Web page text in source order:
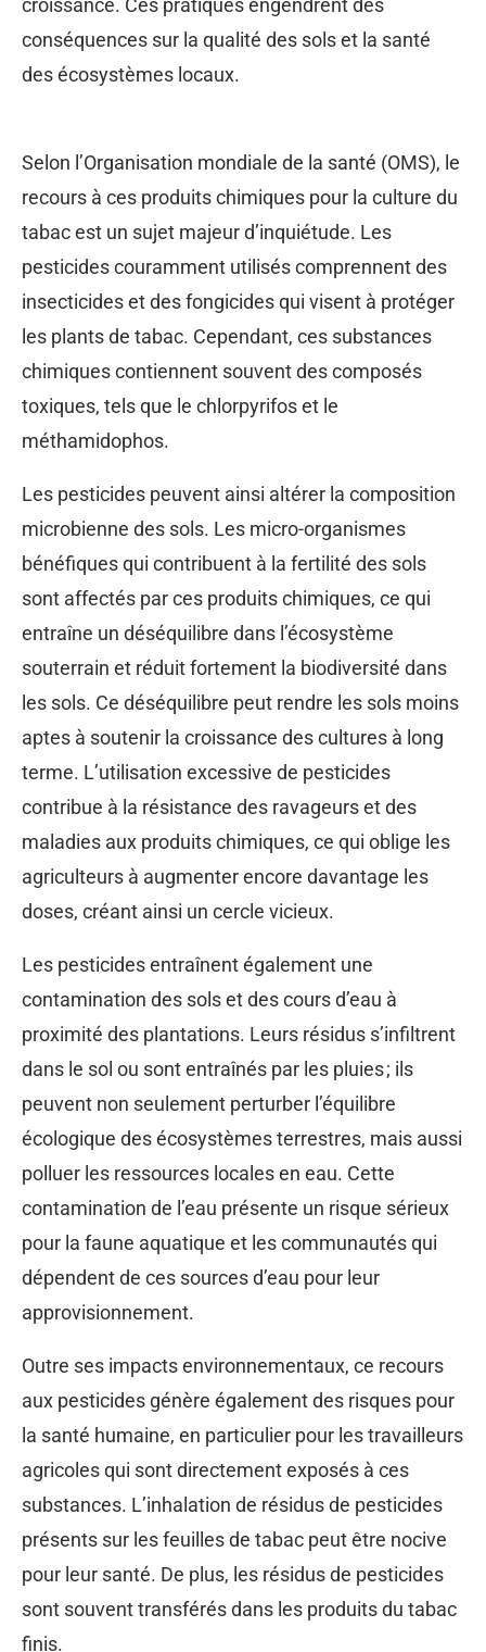
croissance. Ces pratiques engendrent des
conséquences sur la qualité des sols et la santé
des écosystèmes locaux.
Selon l’Organisation mondiale de la santé (OMS), le
recours à ces produits chimiques pour la culture du
tabac est un sujet majeur d’inquiétude. Les
pesticides couramment utilisés comprennent des
insecticides et des fongicides qui visent à protéger
les plants de tabac. Cependant, ces substances
chimiques contiennent souvent des composés
toxiques, tels que le chlorpyrifos et le
méthamidophos.
Les pesticides peuvent ainsi altérer la composition
microbienne des sols. Les micro-organismes
bénéfiques qui contribuent à la fertilité des sols
sont affectés par ces produits chimiques, ce qui
entraîne un déséquilibre dans l’écosystème
souterrain et réduit fortement la biodiversité dans
les sols. Ce déséquilibre peut rendre les sols moins
aptes à soutenir la croissance des cultures à long
terme. L’utilisation excessive de pesticides
contribue à la résistance des ravageurs et des
maladies aux produits chimiques, ce qui oblige les
agriculteurs à augmenter encore davantage les
doses, créant ainsi un cercle vicieux.
Les pesticides entraînent également une
contamination des sols et des cours d’eau à
proximité des plantations. Leurs résidus s’infiltrent
dans le sol ou sont entraînés par les pluies ; ils
peuvent non seulement perturber l’équilibre
écologique des écosystèmes terrestres, mais aussi
polluer les ressources locales en eau. Cette
contamination de l’eau présente un risque sérieux
pour la faune aquatique et les communautés qui
dépendent de ces sources d’eau pour leur
approvisionnement.
Outre ses impacts environnementaux, ce recours
aux pesticides génère également des risques pour
la santé humaine, en particulier pour les travailleurs
agricoles qui sont directement exposés à ces
substances. L’inhalation de résidus de pesticides
présents sur les feuilles de tabac peut être nocive
pour leur santé. De plus, les résidus de pesticides
sont souvent transférés dans les produits du tabac
finis.